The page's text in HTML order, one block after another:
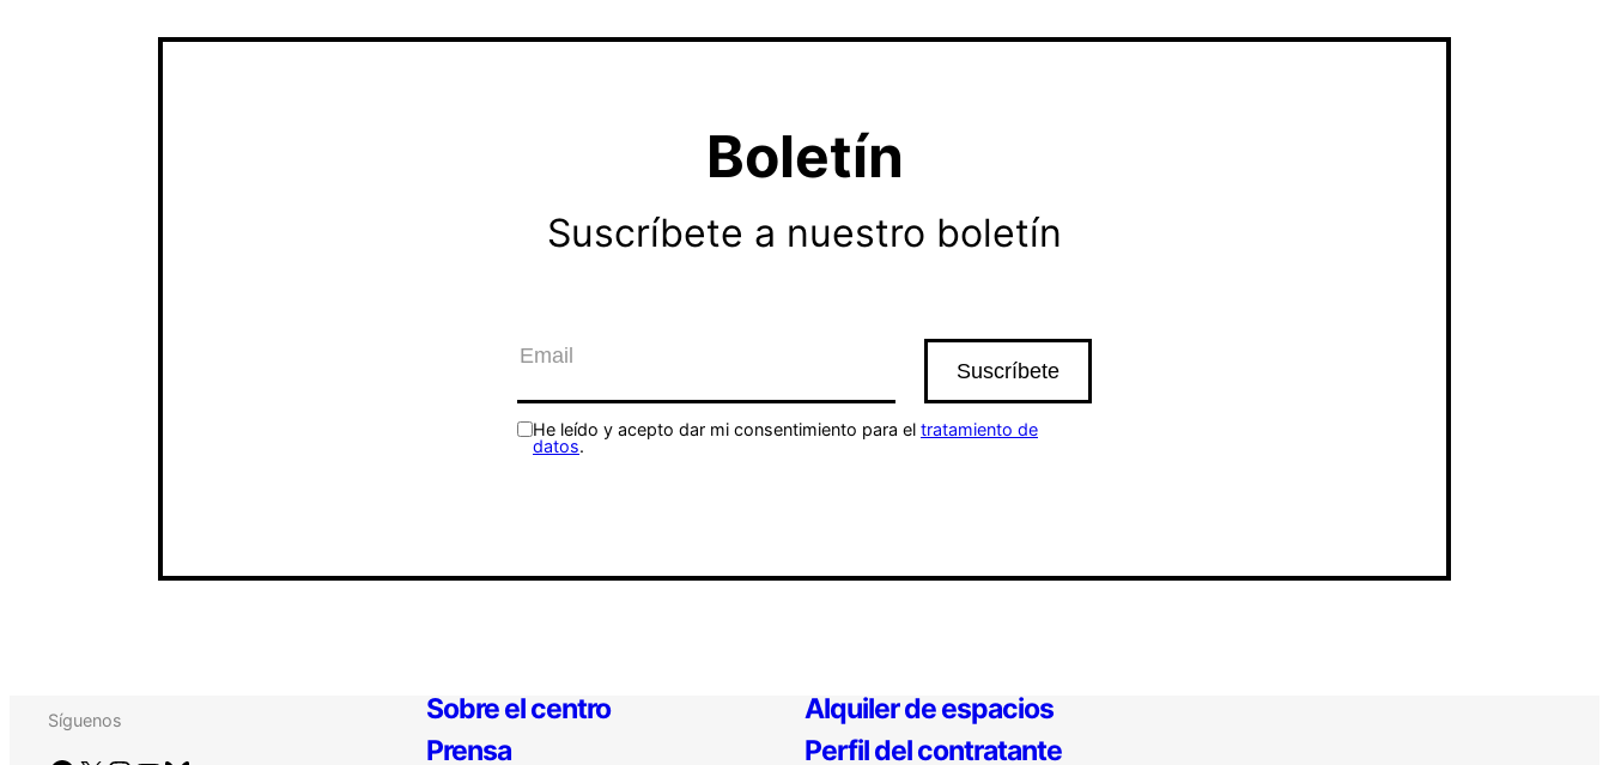
Boletín
Suscríbete a nuestro boletín
He leído y acepto dar mi consentimiento para el tratamiento de
datos.
Síguenos
Sobre el centro
Prensa
Alquiler de espacios
Perfil del contratante